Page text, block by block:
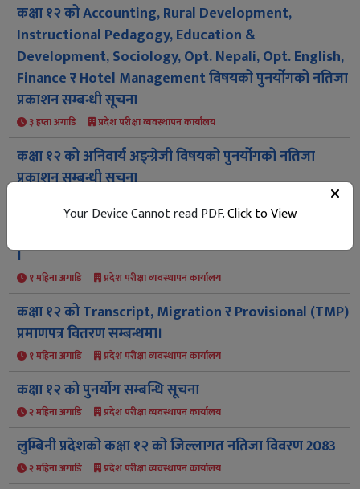
कक्षा १२ को Accounting, Rural Development,
Instructional Pedagogy, Education &
Development, Sociology, Opt. Nepali, Opt. English,
Finance र Hotel Management विषयको पुनर्योगको नतिजा
प्रकाशन सम्बन्धी सूचना
३ हप्ता अगाडि प्रदेश परीक्षा व्यवस्थापन कार्यालय
कक्षा १२ को अनिवार्य अङ्ग्रेजी विषयको पुनर्योगको नतिजा
प्रकाशन सम्बन्धी सूचना
।
१ महिना अगाडि प्रदेश परीक्षा व्यवस्थापन कार्यालय
कक्षा १२ को Transcript, Migration र Provisional (TMP)
प्रमाणपत्र वितरण सम्बन्धमा।
१ महिना अगाडि प्रदेश परीक्षा व्यवस्थापन कार्यालय
कक्षा १२ को पुनर्योग सम्बन्धि सूचना
२ महिना अगाडि प्रदेश परीक्षा व्यवस्थापन कार्यालय
लुम्बिनी प्रदेशको कक्षा १२ को जिल्लागत नतिजा विवरण 2083
२ महिना अगाडि प्रदेश परीक्षा व्यवस्थापन कार्यालय
Your Device Cannot read PDF.Click to View